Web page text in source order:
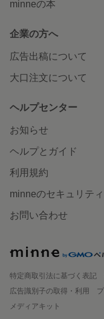
minneの本
企業の方へ
広告出稿について
大口注文について
ヘルプセンター
お知らせ
ヘルプとガイド
利用規約
minneのセキュリティ
お問い合わせ
特定商取引法に基づく表記
広告識別子の取得・利用
メディアキット